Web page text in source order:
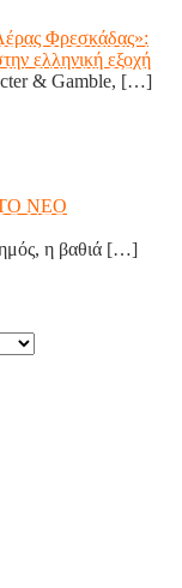
Φρεσκάδας»:
ελληνική εξοχή
& Gamble, […]
ΝΕΟ
η βαθιά […]